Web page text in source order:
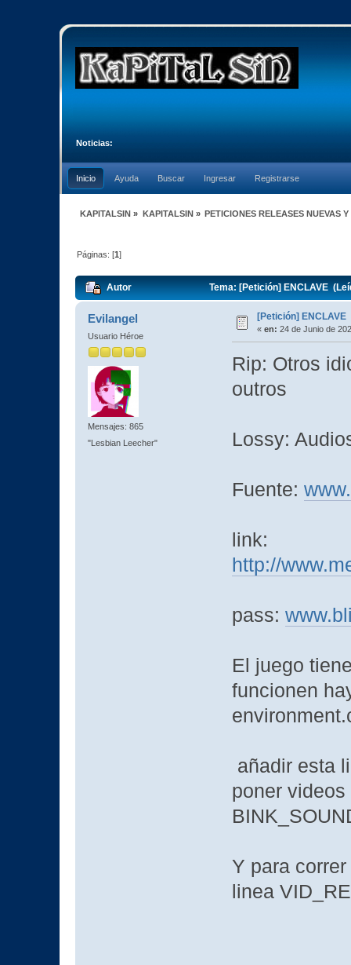
Noticias:
Inicio Ayuda Buscar Ingresar Registrarse
KAPITALSIN » KAPITALSIN» PETICIONES RELEASES NUEVAS
Páginas: [1]
Autor Tema: [Petición] ENCLAVE
Evilangel
Usuario Héroe
Mensajes: 865
"Lesbian Leecher"
[Petición] ENCLAVE
« en: 24 de Junio de
Rip: Otros
outros
Lossy:
Fuente:
link:
http://
pass:
El juego
funcionen
añadir esta
poner
Y para
linea